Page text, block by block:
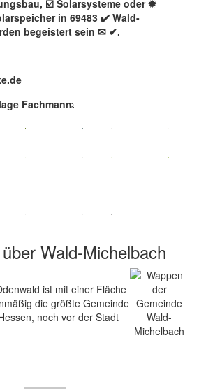
☑️ Solarsysteme oder ✹
in 69483 ✔️ Wald-
begeistert sein ✉ ✔.
Fachmann.
Wald-Michelbach
ist mit einer Fläche
die größte Gemeinde
noch vor der Stadt